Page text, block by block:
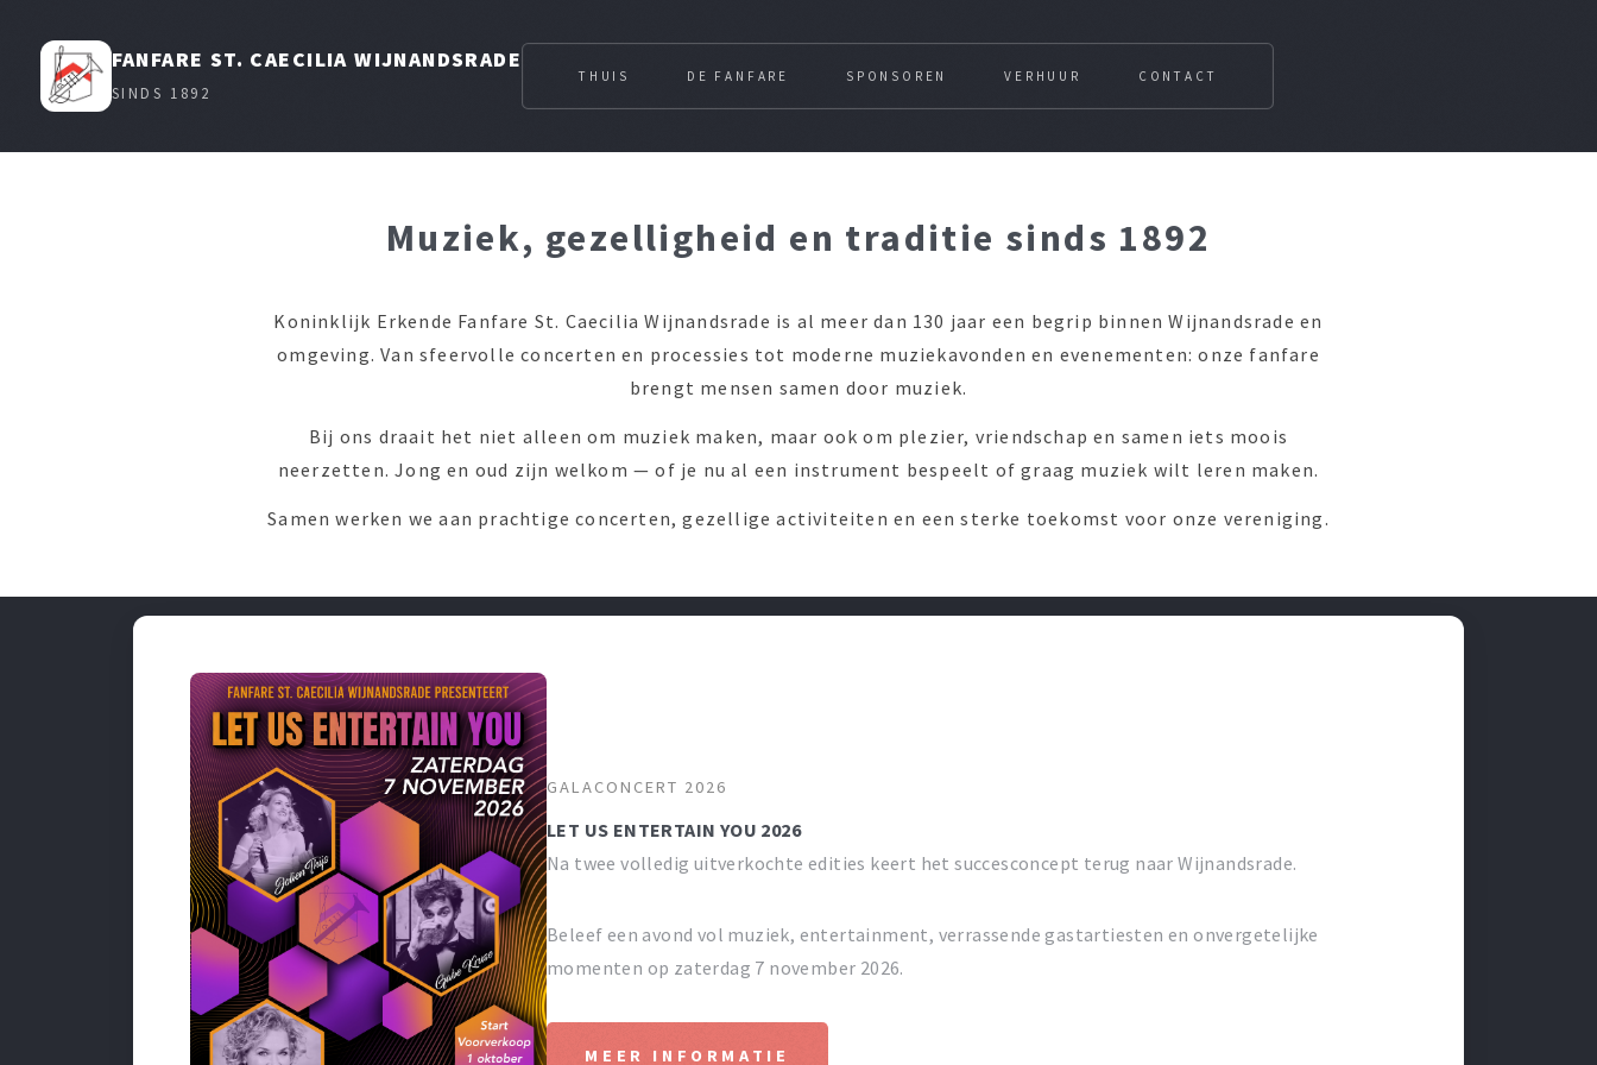
FANFARE ST. CAECILIA WIJNANDSRADE
SINDS 1892
THUIS DE FANFARE SPONSOREN VERHUUR CONTACT
Muziek, gezelligheid en traditie sinds 1892
Koninklijk Erkende Fanfare St. Caecilia Wijnandsrade is al meer dan 130 jaar een begrip binnen Wijnandsrade en
omgeving. Van sfeervolle concerten en processies tot moderne muziekavonden en evenementen: onze fanfare
brengt mensen samen door muziek.
Bij ons draait het niet alleen om muziek maken, maar ook om plezier, vriendschap en samen iets moois
neerzetten. Jong en oud zijn welkom — of je nu al een instrument bespeelt of graag muziek wilt leren maken.
Samen werken we aan prachtige concerten, gezellige activiteiten en een sterke toekomst voor onze vereniging.
GALACONCERT 2026
LET US ENTERTAIN YOU 2026
Na twee volledig uitverkochte edities keert het succesconcept terug naar Wijnandsrade.
Beleef een avond vol muziek, entertainment, verrassende gastartiesten en onvergetelijke
momenten op zaterdag 7 november 2026.
MEER INFORMATIE